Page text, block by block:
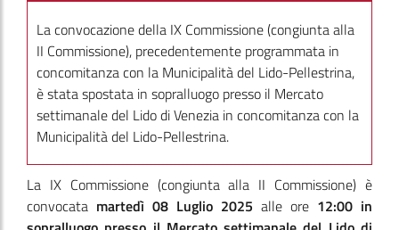
La convocazione della IX Commissione (congiunta alla
II Commissione), precedentemente programmata in
concomitanza con la Municipalità del Lido-Pellestrina,
è stata spostata in sopralluogo presso il Mercato
settimanale del Lido di Venezia in concomitanza con la
Municipalità del Lido-Pellestrina.
La IX Commissione (congiunta alla II Commissione) è
convocata martedì 08 Luglio 2025 alle ore 12:00 in